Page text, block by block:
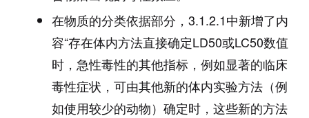
在物质的分类依据部分，3.1.2.1中新增了内
容“存在体内方法直接确定LD50或LC50数值
时，急性毒性的其他指标，例如显著的临床
毒性症状，可由其他新的体内实验方法（例
如使用较少的动物）确定时，这些新的方法